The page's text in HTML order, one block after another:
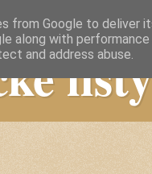
listy
from Google to deliver
along with
and address abuse.